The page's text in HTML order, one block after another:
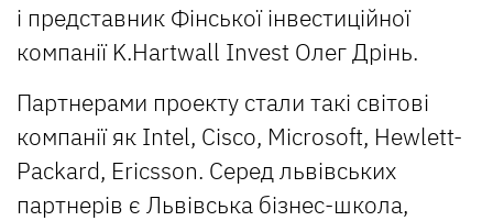
і представник Фінської інвестиційної
компанії K.Hartwall Invest Олег Дрінь.
Партнерами проекту стали такі світові
компанії як Intel, Cisco, Microsoft, Hewlett-
Packard, Ericsson. Серед львівських
партнерів є Львівська бізнес-школа,